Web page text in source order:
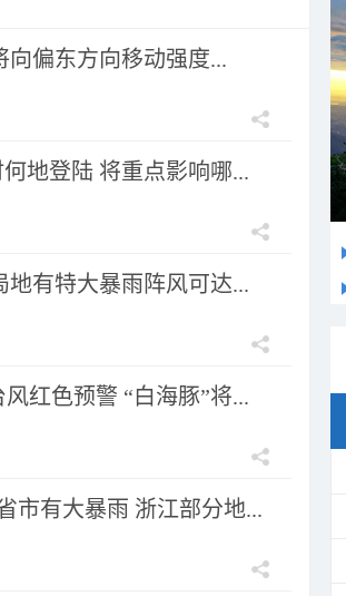
向偏东方向移动强度...
地登陆 将重点影响哪...
地有特大暴雨阵风可达...
红色预警 “白海豚”将...
市有大暴雨 浙江部分地...